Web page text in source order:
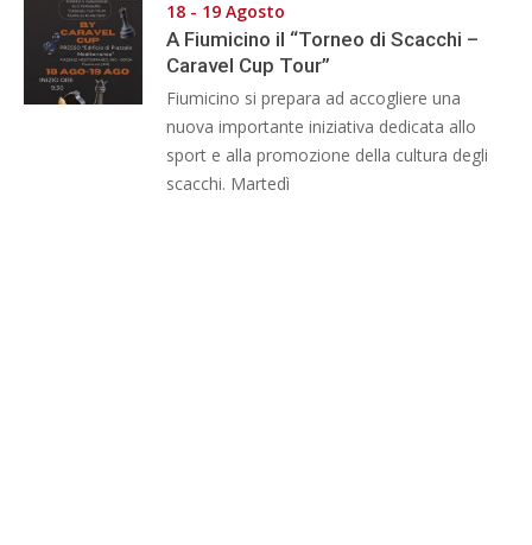
18 - 19 Agosto
A Fiumicino il “Torneo di Scacchi –
Caravel Cup Tour”
Fiumicino si prepara ad accogliere una
nuova importante iniziativa dedicata allo
sport e alla promozione della cultura degli
scacchi. Martedì